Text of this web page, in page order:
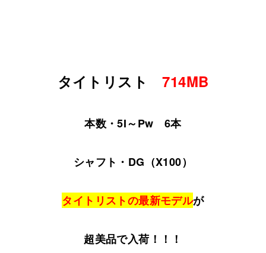
タイトリスト714MB
本数・5I～Pw 6本
シャフト・DG（X100）
タイトリストの最新モデルが
超美品で入荷！！！